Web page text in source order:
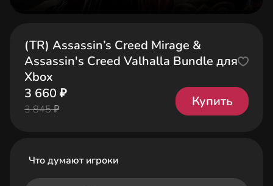
(TR) Assassin’s Creed Mirage &
Assassin's Creed Valhalla Bundle для
Xbox
3 660 ₽
3 845 ₽
Купить
Что думают игроки